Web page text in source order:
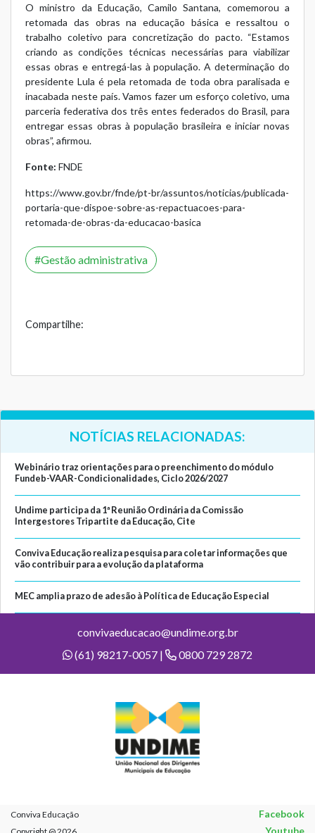
O ministro da Educação, Camilo Santana, comemorou a
retomada das obras na educação básica e ressaltou o
trabalho coletivo para concretização do pacto. “Estamos
criando as condições técnicas necessárias para viabilizar
essas obras e entregá-las à população. A determinação do
presidente Lula é pela retomada de toda obra paralisada e
inacabada neste país. Vamos fazer um esforço coletivo, uma
parceria federativa dos três entes federados do Brasil, para
entregar essas obras à população brasileira e iniciar novas
obras”, afirmou.
Fonte: FNDE
https://www.gov.br/fnde/pt-br/assuntos/noticias/publicada-
portaria-que-dispoe-sobre-as-repactuacoes-para-
retomada-de-obras-da-educacao-basica
Gestão administrativa
Compartilhe:
NOTÍCIAS RELACIONADAS:
Webinário traz orientações para o preenchimento do módulo
Fundeb-VAAR-Condicionalidades, Ciclo 2026/2027
Undime participa da 1ª Reunião Ordinária da Comissão
Intergestores Tripartite da Educação, Cite
Conviva Educação realiza pesquisa para coletar informações que
vão contribuir para a evolução da plataforma
MEC amplia prazo de adesão à Política de Educação Especial
convivaeducacao@undime.org.br
(61) 98217-0057 |
0800 729 2872
Conviva Educação Facebook
Youtube